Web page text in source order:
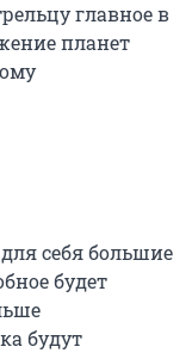
главное в
планет
себя большие
будет
будут